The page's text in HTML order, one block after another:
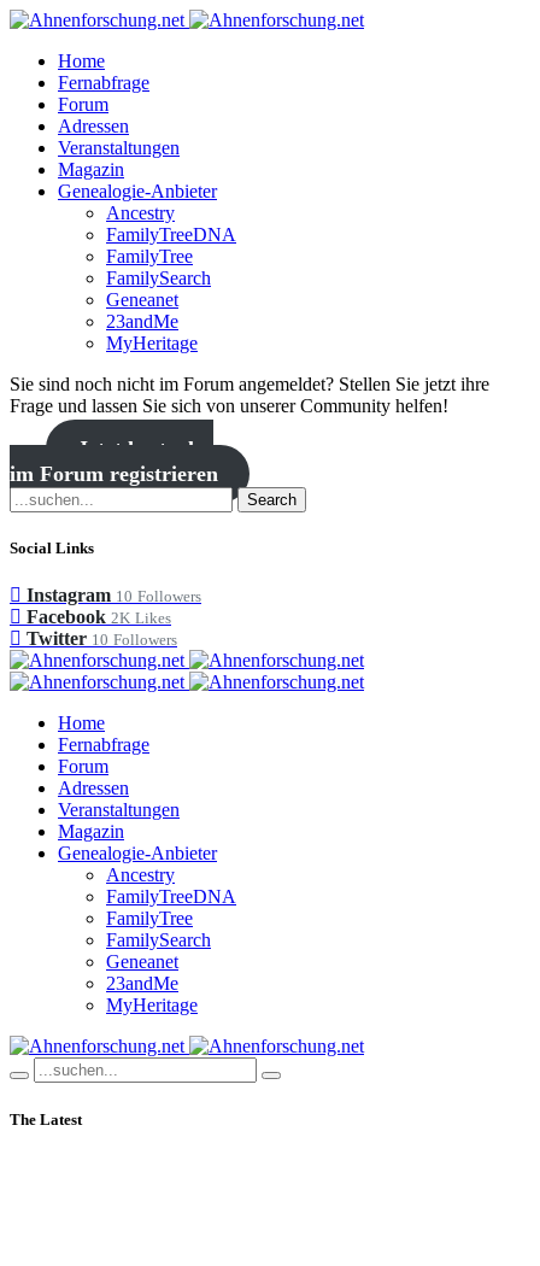
Home
Fernabfrage
Forum
Adressen
Veranstaltungen
Magazin
Genealogie-Anbieter
Ancestry
FamilyTreeDNA
FamilyTree
FamilySearch
Geneanet
23andMe
MyHeritage
Sie sind noch nicht im Forum angemeldet? Stellen Sie jetzt ihre
Frage und lassen Sie sich von unserer Community helfen!
Jetzt kostenlos
im Forum registrieren
Search
Social Links
Instagram 10 Followers
Facebook 2K Likes
Twitter 10 Followers
Home
Fernabfrage
Forum
Adressen
Veranstaltungen
Magazin
Genealogie-Anbieter
Ancestry
FamilyTreeDNA
FamilyTree
FamilySearch
Geneanet
23andMe
MyHeritage
The Latest